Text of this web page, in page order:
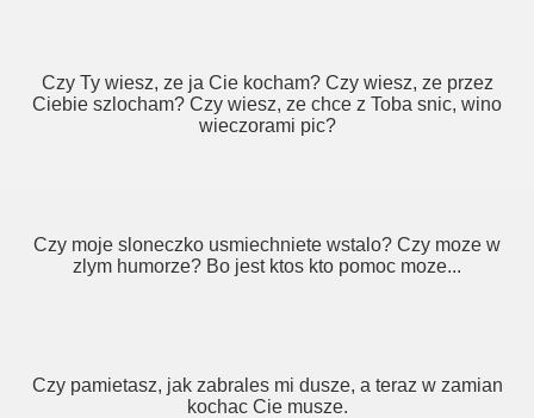
Czy Ty wiesz, ze ja Cie kocham? Czy wiesz, ze przez
Ciebie szlocham? Czy wiesz, ze chce z Toba snic, wino
wieczorami pic?
Czy moje sloneczko usmiechniete wstalo? Czy moze w
zlym humorze? Bo jest ktos kto pomoc moze...
Czy pamietasz, jak zabrales mi dusze, a teraz w zamian
kochac Cie musze.